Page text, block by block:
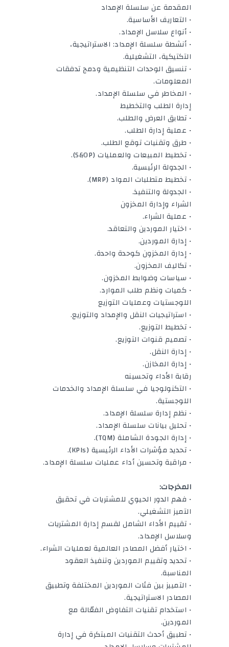
المقدمة عن سلسلة الإمداد
• التعاريف الأساسية.
• أنواع سلاسل الإمداد.
• أنشطة سلسلة الإمداد: الاستراتيجية،
التكتيكية، التشغيلية.
• تنسيق الوحدات التنظيمية ودمج تدفقات
المعلومات.
• المخاطر في سلسلة الإمداد.
إدارة الطلب والتخطيط
• تطابق العرض والطلب.
• عملية إدارة الطلب.
• طرق وتقنيات توقع الطلب.
• تخطيط المبيعات والعمليات (S&OP).
• الجدولة الرئيسية.
• تخطيط متطلبات المواد (MRP).
• الجدولة والتنفيذ.
الشراء وإدارة المخزون
• عملية الشراء.
• اختيار الموردين والتعاقد.
• إدارة الموردين.
• إدارة المخزون كوحدة واحدة.
• تكاليف المخزون.
• سياسات وضوابط المخزون.
• كميات ونظم طلب الموارد.
اللوجستيات وعمليات التوزيع
• استراتيجيات النقل والإمداد والتوزيع.
• تخطيط التوزيع.
• تصميم قنوات التوزيع.
• إدارة النقل.
• إدارة المخازن.
رقابة الأداء وتحسينه
• التكنولوجيا في سلسلة الإمداد والخدمات
اللوجستية.
• نظم إدارة سلسلة الإمداد.
• تحليل بيانات سلسلة الإمداد.
• إدارة الجودة الشاملة (TQM).
• تحديد مؤشرات الأداء الرئيسية (KPIs).
• مراقبة وتحسين أداء عمليات سلسلة الإمداد.
المخرجات:
• فهم الدور الحيوي للمشتريات في تحقيق
التميز التشغيلي.
• تقييم الأداء الشامل لقسم إدارة المشتريات
وسلاسل الإمداد.
• اختيار أفضل المصادر العالمية لعمليات الشراء.
• تحديد وتقييم الموردين وتنفيذ العقود
المناسبة.
• التمييز بين فئات الموردين المختلفة وتطبيق
المصادر الاستراتيجية.
• استخدام تقنيات التفاوض الفعّالة مع
الموردين.
• تطبيق أحدث التقنيات المبتكرة في إدارة